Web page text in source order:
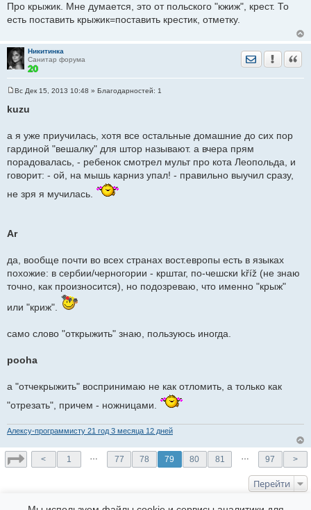
о
б
н
и
е
Про крыжик. Мне думается, это от польского "кжиж", крест. То
есть поставить крыжик=поставить крестик, отметку.
Никитинка
Санитар форума
Отправить
о
е
н
и
е
Вс Дек 15, 2013 10:48 » Благодарностей: 1
kuzu
а я уже приучилась, хотя все остальные домашние до сих пор
гардиной "вешалку" для штор называют. а вчера прям
порадовалась, - ребенок смотрел мульт про кота Леопольда, и
говорит: - ой, на мышь карниз упал! - правильно выучил сразу,
не зря я мучилась.
Ar
да, вообще почти во всех странах вост.европы есть в языках
похожие: в сербии/черногории - крштаг, по-чешски kříž (не знаю
точно, как произносится), но подозреваю, что именно "крыж"
или "криж".
само слово "открыжить" знаю, пользуюсь иногда.
pooha
а "отчекрыжить" воспринимаю не как отломить, а только как
"отрезать", причем - ножницами.
Алексу-программисту 21 год 3 месяца 12 дней
< 1 … 77 78 79 80 81 … 97 >
Перейти
КТО СЕЙЧАС НА ФОРУМЕ